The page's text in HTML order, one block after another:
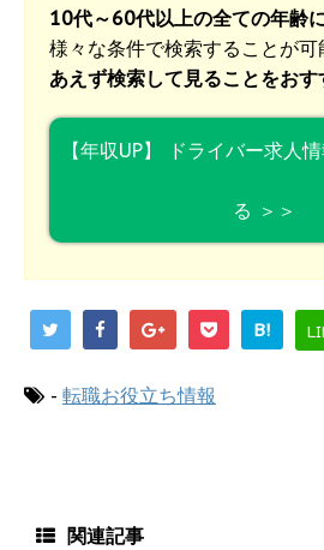
10代～60代以上の全ての年齢
様々な条件で検索することが可
あえず検索して見ることをおす
【年収UP】 ドライバー求人
る ＞＞
B!
- 転職お役立ち情報
関連記事